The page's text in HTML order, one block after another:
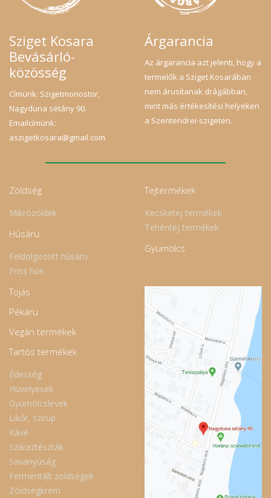
Sziget Kosara
Bevásárló-
közösség
Címünk: Szigetmonostor,
Nagyduna sétány 90.
Emailcímünk:
aszigetkosara@gmail.com
Árgarancia
Az árgarancia azt jelenti, hogy a
termelők a Sziget Kosarában
nem árusítanak drágábban,
mint más értékesítési helyeken
a Szentendrei-szigeten.
Zöldség
Mikrózöldek
Húsáru
Feldolgozott húsáru
Friss hús
Tejtermékek
Kecsketej termékek
Tehéntej termékek
Gyümölcs
Tojás
Pékáru
Vegán termékek
Tartós termékek
Édesség
Hüvelyesek
Gyümölcslevek
Likőr, szirup
Kávé
Száraztészták
Savanyúság
Fermentált zöldségek
Zöldségkrém